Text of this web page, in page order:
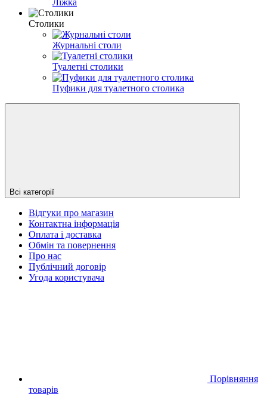
Столики
Журнальні столи
Туалетні столики
Пуфики для туалетного столика
Всі категорії
Відгуки про магазин
Контактна інформація
Оплата і доставка
Обмін та повернення
Про нас
Публічний договір
Угода користувача
Порівняння
товарів